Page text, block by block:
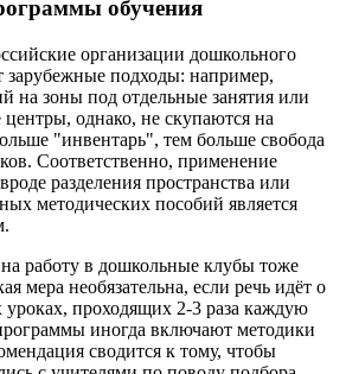
обучения
организации дошкольного
зарубежные подходы: например,
на зоны под отдельные занятия или
однако, не скупаются на
"инвентарь", тем больше свобода
Соответственно, применение
разделения пространства или
методических пособий является
работу в дошкольные клубы тоже
мера необязательна, если речь идёт о
проходящих 2-3 раза каждую
иногда включают методики
сводится к тому, чтобы